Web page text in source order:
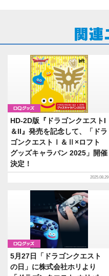
グッズ
HD-2D版『ドラゴンクエストI
＆II』発売を記念して、「ドラ
ゴンクエストⅠ＆Ⅱ×ロフト
グッズキャラバン 2025」開催
決定！
2025.08.29
グッズ
5月27日「ドラゴンクエスト
の日」に株式会社ホリより